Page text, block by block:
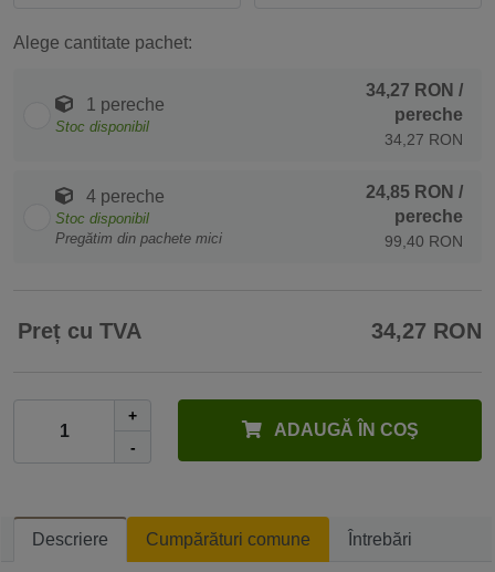
Alege cantitate pachet:
1 pereche
Stoc disponibil
34,27 RON /
pereche
34,27 RON
4 pereche
Stoc disponibil
Pregătim din pachete mici
24,85 RON /
pereche
99,40 RON
Preț cu TVA 34,27 RON
+
-
ADAUGĂ ÎN COŞ
Descriere Cumpărături comune Întrebări